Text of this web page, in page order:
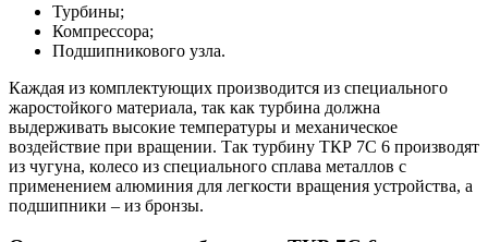
Турбины;
Компрессора;
Подшипникового узла.
Каждая из комплектующих производится из специального
жаростойкого материала, так как турбина должна
выдерживать высокие температуры и механическое
воздействие при вращении. Так турбину ТКР 7С 6 производят
из чугуна, колесо из специального сплава металлов с
применением алюминия для легкости вращения устройства, а
подшипники – из бронзы.